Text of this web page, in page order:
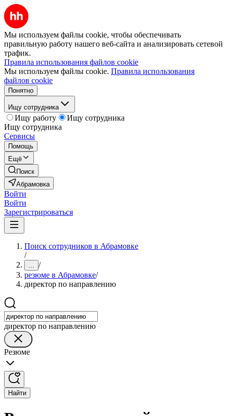
Мы используем файлы cookie, чтобы обеспечивать
правильную работу нашего веб-сайта и анализировать сетевой
трафик.
Правила использования файлов cookie
Мы используем файлы cookie. Правила использования
файлов cookie
Понятно
Ищу сотрудника
Ищу работу
Ищу сотрудника
Ищу сотрудника
Сервисы
Помощь
Ещё
Поиск
Абрамовка
Войти
Войти
Зарегистрироваться
Поиск сотрудников в Абрамовке
/
... /
резюме в Абрамовке/
директор по направлению
директор по направлению
Резюме
Найти